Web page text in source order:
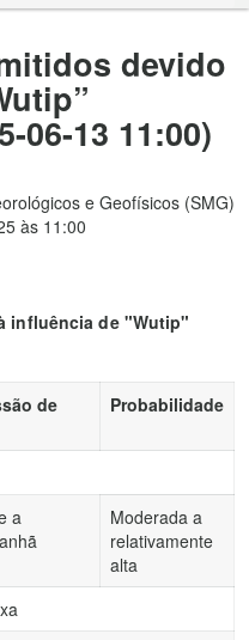
devido
06-13 11:00)
e Geofísicos (SMG)
às 11:00
influência de "Wutip"
de
Probabilidade
a
Moderada a
relativamente
alta